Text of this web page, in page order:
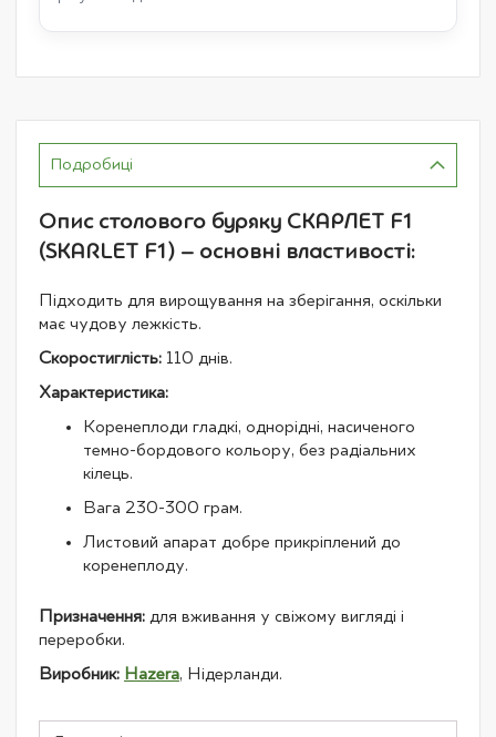
Подробиці
Опис столового буряку СКАРЛЕТ F1
(SKARLET F1) – основні властивості:
Підходить для вирощування на зберігання, оскільки
має чудову лежкість.
Скоростиглість: 110 днів.
Характеристика:
Коренеплоди гладкі, однорідні, насиченого
темно-бордового кольору, без радіальних
кілець.
Вага 230-300 грам.
Листовий апарат добре прикріплений до
коренеплоду.
Призначення: для вживання у свіжому вигляді і
переробки.
Виробник: Hazera, Нідерланди.